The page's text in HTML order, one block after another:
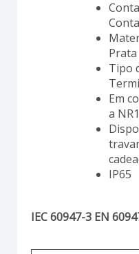
Prata
Tipo
Em
a
IP65
IEC 60947-3 EN